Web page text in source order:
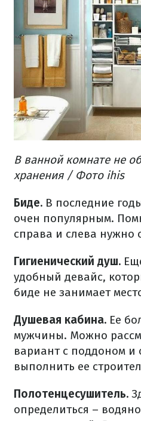
В ванной комнате не
хранения / Фото ihis
Биде. В последние
очен популярным.
справа и слева нужно
Гигиенический душ.
удобный девайс,
биде не занимает
Душевая кабина. Ее
мужчины. Можно
вариант с поддоном и
выполнить ее
Полотенцесушитель.
определиться –